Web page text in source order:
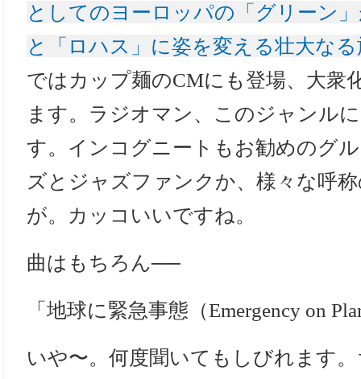
としてのヨーロッパの「グリーン
と「ロハス」に姿を変える壮大な
ではカップ麺のCMにも登場、大衆
ます。ラジオマン、このジャンル
す。インコグニートもお勧めのグ
ズとジャズファンクか、様々な呼
が。カッコいいですね。
曲はもちろん──
「地球に緊急事態（Emergency on
いや〜。何度聞いてもしびれます